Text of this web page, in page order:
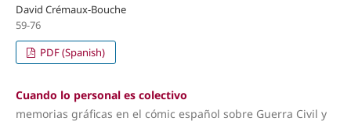
David Crémaux-Bouche
59-76
PDF (Spanish)
Cuando lo personal es colectivo
memorias gráficas en el cómic español sobre Guerra Civil y